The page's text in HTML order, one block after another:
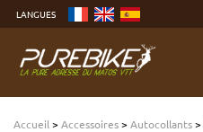
contenu
menu
Aller
LANGUES
Accueil >Accessoires>Autocollants>